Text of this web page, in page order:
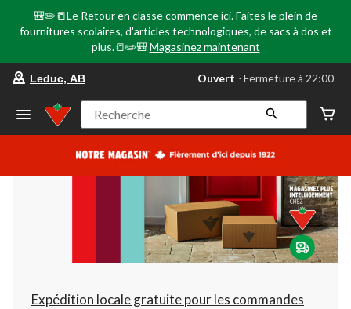
🎒✏️📒Le Retour en classe commence ici. Faites le plein de
fournitures scolaires, d'articles technologiques, de sacs à dos et
plus.📒✏️🎒 Magasinez maintenant
votre
préféré
Leduc,
AB,
courament
Fermeture
à
22:00
cliquer
pour
changer
Leduc, AB Ouvert ⋅ Fermeture à 22:00
Recherche
Expédition locale gratuite pour les commandes